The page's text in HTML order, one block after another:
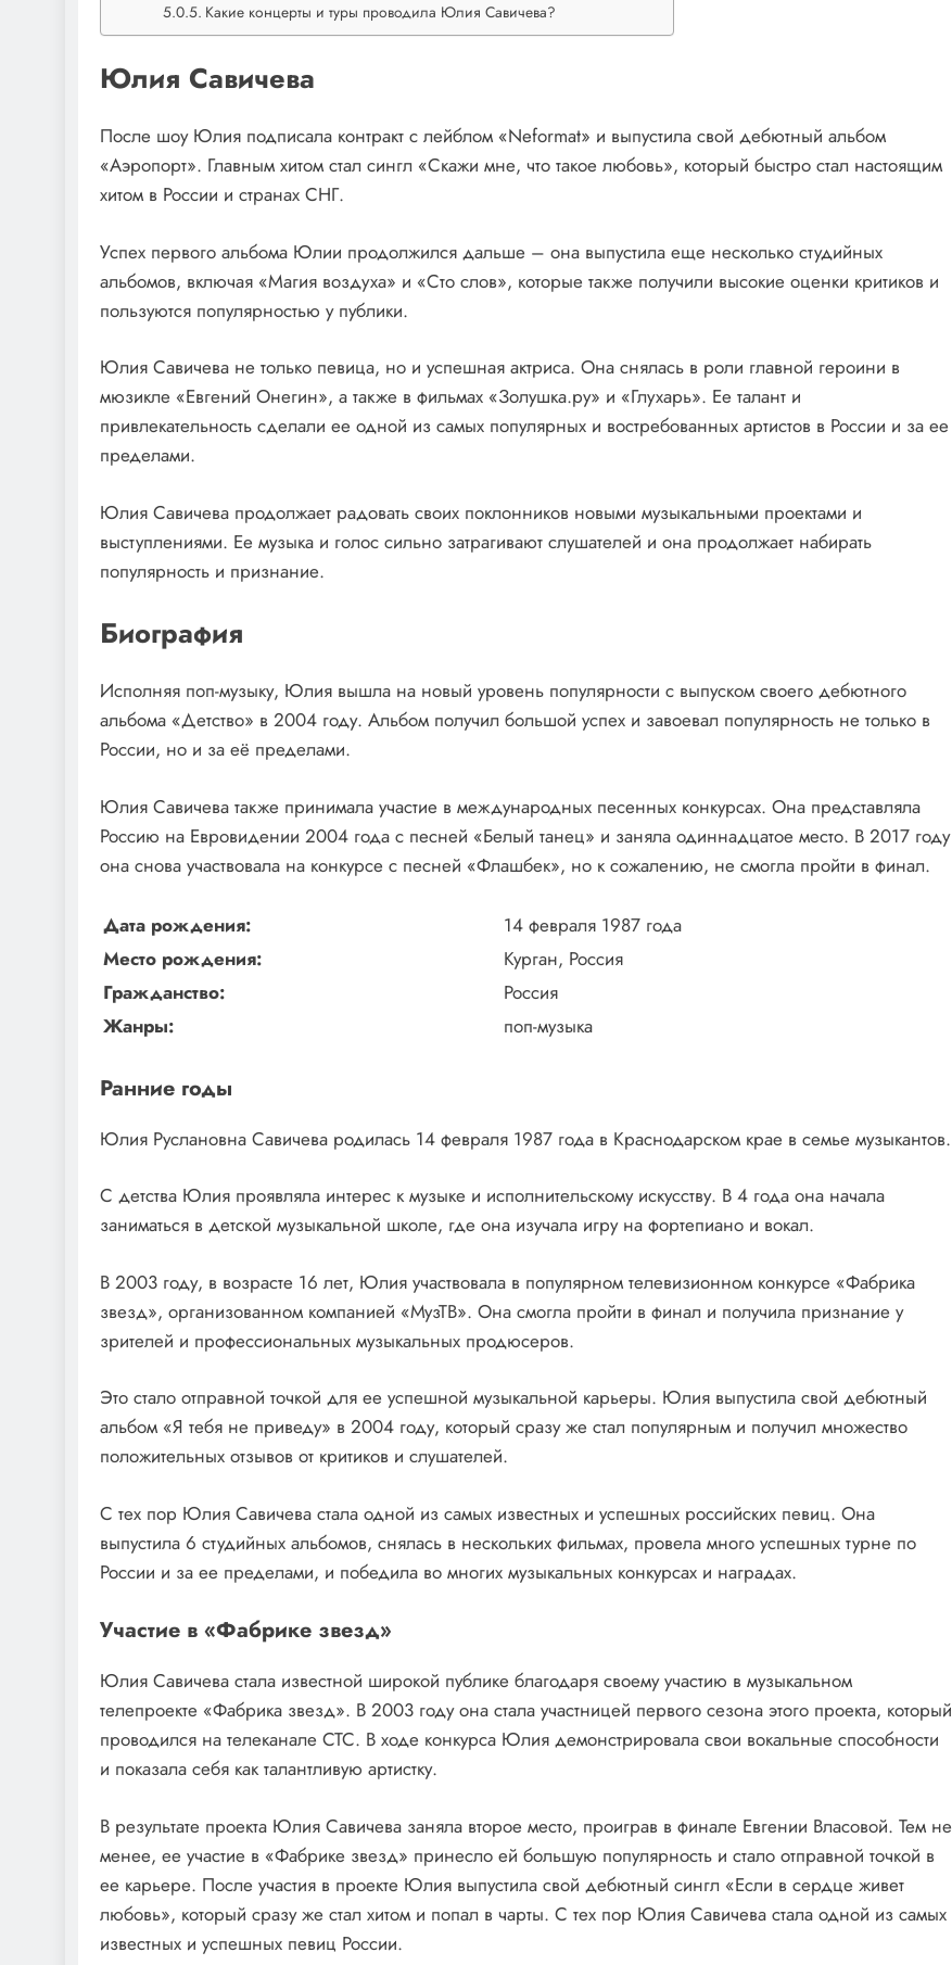
Какие концерты и туры проводила Юлия Савичева?
Юлия Савичева
После шоу Юлия подписала контракт с лейблом «Neformat» и выпустила свой дебютный альбом
«Аэропорт». Главным хитом стал сингл «Скажи мне, что такое любовь», который быстро стал настоящим
хитом в России и странах СНГ.
Успех первого альбома Юлии продолжился дальше – она выпустила еще несколько студийных
альбомов, включая «Магия воздуха» и «Сто слов», которые также получили высокие оценки критиков и
пользуются популярностью у публики.
Юлия Савичева не только певица, но и успешная актриса. Она снялась в роли главной героини в
мюзикле «Евгений Онегин», а также в фильмах «Золушка.ру» и «Глухарь». Ее талант и
привлекательность сделали ее одной из самых популярных и востребованных артистов в России и за ее
пределами.
Юлия Савичева продолжает радовать своих поклонников новыми музыкальными проектами и
выступлениями. Ее музыка и голос сильно затрагивают слушателей и она продолжает набирать
популярность и признание.
Биография
Исполняя поп-музыку, Юлия вышла на новый уровень популярности с выпуском своего дебютного
альбома «Детство» в 2004 году. Альбом получил большой успех и завоевал популярность не только в
России, но и за её пределами.
Юлия Савичева также принимала участие в международных песенных конкурсах. Она представляла
Россию на Евровидении 2004 года с песней «Белый танец» и заняла одиннадцатое место. В 2017 году
она снова участвовала на конкурсе с песней «Флашбек», но к сожалению, не смогла пройти в финал.
Дата рождения:
14 февраля 1987 года
Место рождения:
Курган, Россия
Гражданство:
Россия
Жанры:
поп-музыка
Ранние годы
Юлия Руслановна Савичева родилась 14 февраля 1987 года в Краснодарском крае в семье музыкантов.
С детства Юлия проявляла интерес к музыке и исполнительскому искусству. В 4 года она начала
заниматься в детской музыкальной школе, где она изучала игру на фортепиано и вокал.
В 2003 году, в возрасте 16 лет, Юлия участвовала в популярном телевизионном конкурсе «Фабрика
звезд», организованном компанией «МузТВ». Она смогла пройти в финал и получила признание у
зрителей и профессиональных музыкальных продюсеров.
Это стало отправной точкой для ее успешной музыкальной карьеры. Юлия выпустила свой дебютный
альбом «Я тебя не приведу» в 2004 году, который сразу же стал популярным и получил множество
положительных отзывов от критиков и слушателей.
С тех пор Юлия Савичева стала одной из самых известных и успешных российских певиц. Она
выпустила 6 студийных альбомов, снялась в нескольких фильмах, провела много успешных турне по
России и за ее пределами, и победила во многих музыкальных конкурсах и наградах.
Участие в «Фабрике звезд»
Юлия Савичева стала известной широкой публике благодаря своему участию в музыкальном
телепроекте «Фабрика звезд». В 2003 году она стала участницей первого сезона этого проекта, который
проводился на телеканале СТС. В ходе конкурса Юлия демонстрировала свои вокальные способности
и показала себя как талантливую артистку.
В результате проекта Юлия Савичева заняла второе место, проиграв в финале Евгении Власовой. Тем не
менее, ее участие в «Фабрике звезд» принесло ей большую популярность и стало отправной точкой в
ее карьере. После участия в проекте Юлия выпустила свой дебютный сингл «Если в сердце живет
любовь», который сразу же стал хитом и попал в чарты. С тех пор Юлия Савичева стала одной из самых
известных и успешных певиц России.